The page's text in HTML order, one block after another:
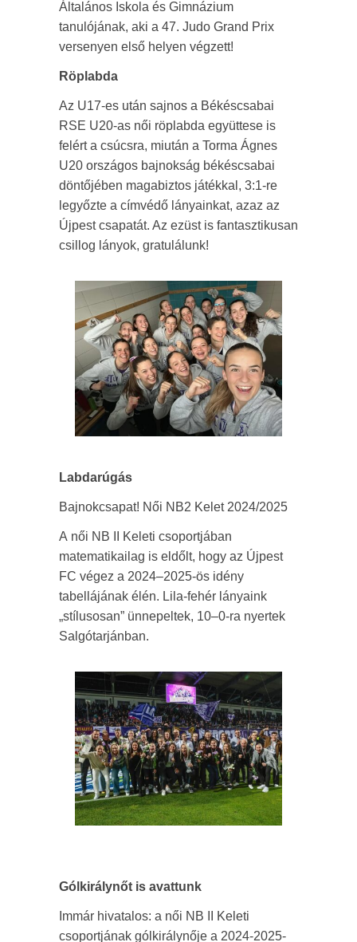
Általános Iskola és Gimnázium
tanulójának, aki a 47. Judo Grand Prix
versenyen első helyen végzett!
Röplabda
Az U17-es után sajnos a Békéscsabai
RSE U20-as női röplabda együttese is
felért a csúcsra, miután a Torma Ágnes
U20 országos bajnokság békéscsabai
döntőjében magabiztos játékkal, 3:1-re
legyőzte a címvédő lányainkat, azaz az
Újpest csapatát. Az ezüst is fantasztikusan
csillog lányok, gratulálunk!
Labdarúgás
Bajnokcsapat! Női NB2 Kelet 2024/2025
A női NB II Keleti csoportjában
matematikailag is eldőlt, hogy az Újpest
FC végez a 2024–2025-ös idény
tabellájának élén. Lila-fehér lányaink
„stílusosan” ünnepeltek, 10–0-ra nyertek
Salgótarjánban.
Gólkirálynőt is avattunk
Immár hivatalos: a női NB II Keleti
csoportjának gólkirálynője a 2024-2025-